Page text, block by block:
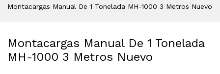
Montacargas Manual De 1 Tonelada MH-1000 3 Metros Nuevo
Montacargas Manual De 1 Tonelada
MH-1000 3 Metros Nuevo